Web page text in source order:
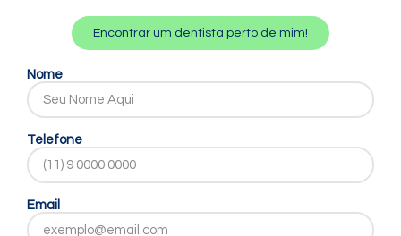
Encontrar um dentista perto de mim!
Nome
Telefone
Email